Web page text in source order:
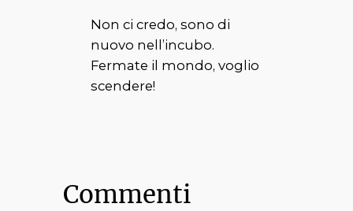
Non ci credo, sono di
nuovo nell’incubo.
Fermate il mondo,voglio
scendere!
Commenti